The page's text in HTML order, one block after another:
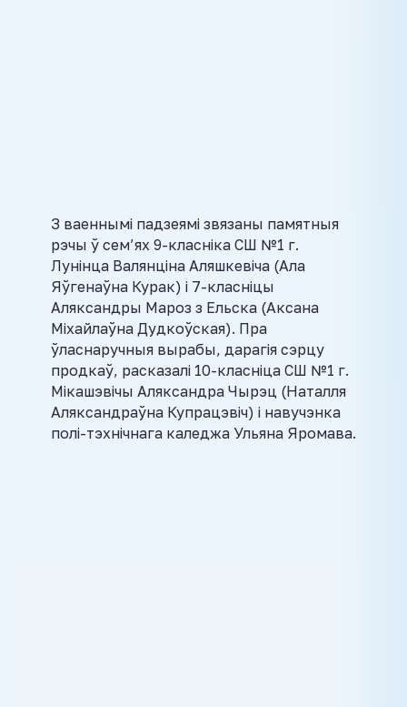
З ваеннымі падзеямі звязаны памятныя
рэчы ў сем’ях 9-класніка СШ №1 г.
Лунінца Валянціна Аляшкевіча (Ала
Яўгенаўна Курак) і 7-класніцы
Аляксандры Мароз з Ельска (Аксана
Міхайлаўна Дудкоўская). Пра
ўласнаручныя вырабы, дарагія сэрцу
продкаў, расказалі 10-класніца СШ №1 г.
Мікашэвічы Аляксандра Чырэц (Наталля
Аляксандраўна Купрацэвіч) і навучэнка
полі-тэхнічнага каледжа Ульяна Яромава.